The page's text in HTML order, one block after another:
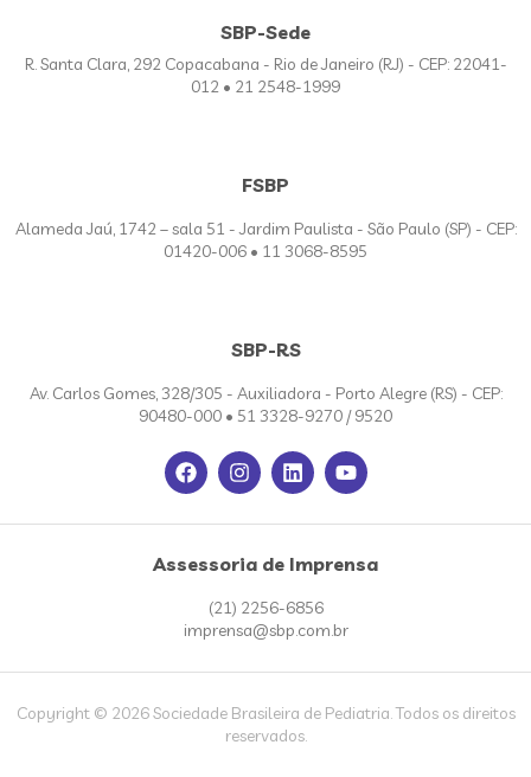
SBP-Sede
R. Santa Clara, 292 Copacabana - Rio de Janeiro (RJ) - CEP: 22041-
012 • 21 2548-1999
FSBP
Alameda Jaú, 1742 – sala 51 - Jardim Paulista - São Paulo (SP) - CEP:
01420-006 • 11 3068-8595
SBP-RS
Av. Carlos Gomes, 328/305 - Auxiliadora - Porto Alegre (RS) - CEP:
90480-000 • 51 3328-9270 / 9520
Assessoria de Imprensa
(21) 2256-6856
imprensa@sbp.com.br
Copyright © 2026 Sociedade Brasileira de Pediatria. Todos os direitos
reservados.